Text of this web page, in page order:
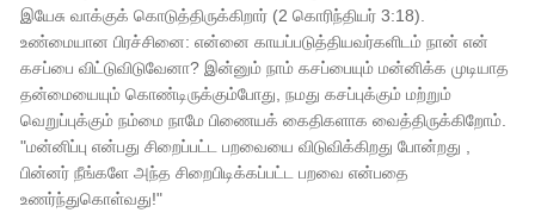
இயேசு வாக்குக் கொடுத்திருக்கிறார் (2 கொரிந்தியர் 3:18).
உண்மையான பிரச்சினை: என்னை காயப்படுத்தியவர்களிடம் நான் என்
கசப்பை விட்டுவிடுவேனா? இன்னும் நாம் கசப்பையும் மன்னிக்க முடியாத
தன்மையையும் கொண்டிருக்கும்போது, ​​​​நமது கசப்புக்கும் மற்றும்
வெறுப்புக்கும் நம்மை நாமே பிணையக் கைதிகளாக வைத்திருக்கிறோம்.
"மன்னிப்பு என்பது சிறைப்பட்ட பறவையை விடுவிக்கிறது போன்றது ,
பின்னர் நீங்களே அந்த சிறைபிடிக்கப்பட்ட பறவை என்பதை
உணர்ந்துகொள்வது!"